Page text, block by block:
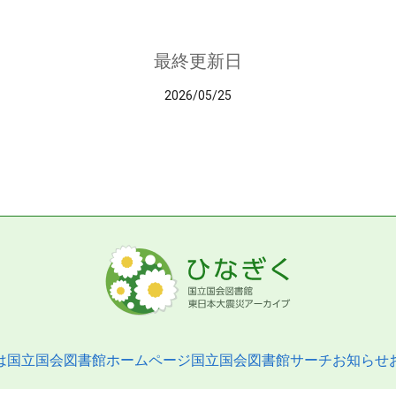
最終更新日
2026/05/25
国立国会図書館ホームページ国立国会図書館サーチお知らせ